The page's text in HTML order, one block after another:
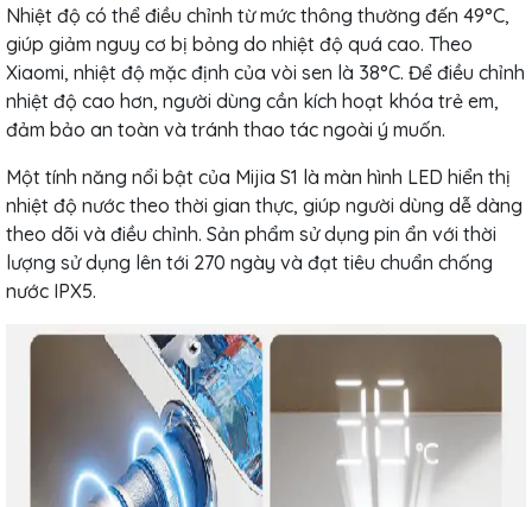
Nhiệt độ có thể điều chỉnh từ mức thông thường đến 49°C,
giúp giảm nguy cơ bị bỏng do nhiệt độ quá cao. Theo
Xiaomi, nhiệt độ mặc định của vòi sen là 38°C. Để điều chỉnh
nhiệt độ cao hơn, người dùng cần kích hoạt khóa trẻ em,
đảm bảo an toàn và tránh thao tác ngoài ý muốn.
Một tính năng nổi bật của Mijia S1 là màn hình LED hiển thị
nhiệt độ nước theo thời gian thực, giúp người dùng dễ dàng
theo dõi và điều chỉnh. Sản phẩm sử dụng pin ẩn với thời
lượng sử dụng lên tới 270 ngày và đạt tiêu chuẩn chống
nước IPX5.